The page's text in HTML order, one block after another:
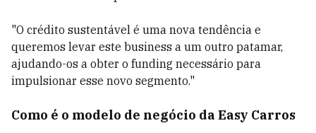
"O crédito sustentável é uma nova tendência e
queremos levar este business a um outro patamar,
ajudando-os a obter o funding necessário para
impulsionar esse novo segmento."
Como é o modelo de negócio da Easy Carros